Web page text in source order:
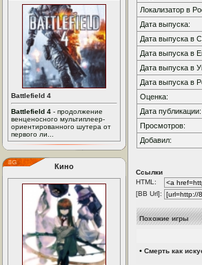
Battlefield 4
Battlefield 4 - продолжение
венценосного мультиплеер-
ориентированного шутера от
первого ли...
Кино
Локализатор в
Дата выпуска:
Дата выпуска в
Дата выпуска в
Дата выпуска в
Дата выпуска в
Оценка:
Дата публикации:
Просмотров:
Добавил:
Ссылки
HTML:
[BB Url]:
Похожие игры
• Смерть как